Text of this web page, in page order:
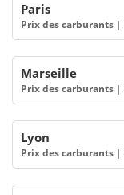
Paris
Prix des carburants |
Marseille
Prix des carburants |
Lyon
Prix des carburants |